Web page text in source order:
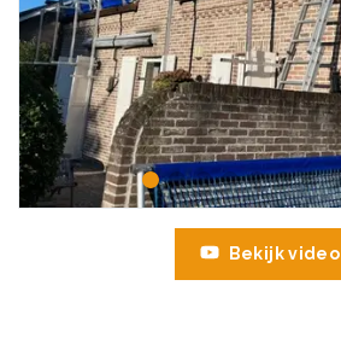
Bekijk video